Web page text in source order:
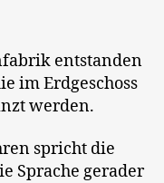
entstanden
im Erdgeschoss
werden.
spricht die
Sprache gerader